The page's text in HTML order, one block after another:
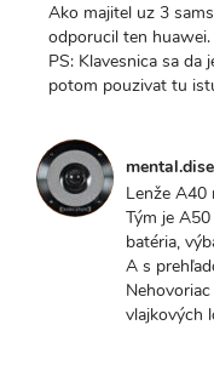
Ako majitel uz 3
odporucil ten huawei.
PS: Klavesnica sa
potom pouzivat tu
Lenže A40
Tým je
batéria,
A s
vlajkových